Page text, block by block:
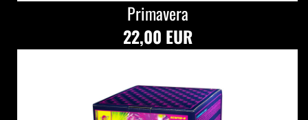
Primavera
22,00 EUR